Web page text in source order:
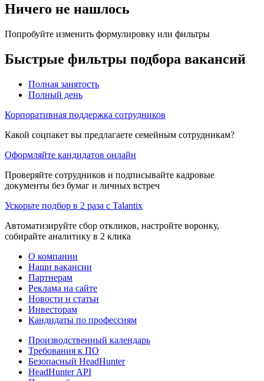
Ничего не нашлось
Попробуйте изменить формулировку или фильтры
Быстрые фильтры подбора вакансий
Полная занятость
Полный день
Корпоративная поддержка сотрудников
Какой соцпакет вы предлагаете семейным сотрудникам?
Оформляйте кандидатов онлайн
Проверяйте сотрудников и подписывайте кадровые
документы без бумаг и личных встреч
Ускорьте подбор в 2 раза с Talantix
Автоматизируйте сбор откликов, настройте воронку,
собирайте аналитику в 2 клика
О компании
Наши вакансии
Партнерам
Реклама на сайте
Новости и статьи
Инвесторам
Кандидаты по профессиям
Производственный календарь
Требования к ПО
Безопасный HeadHunter
HeadHunter API